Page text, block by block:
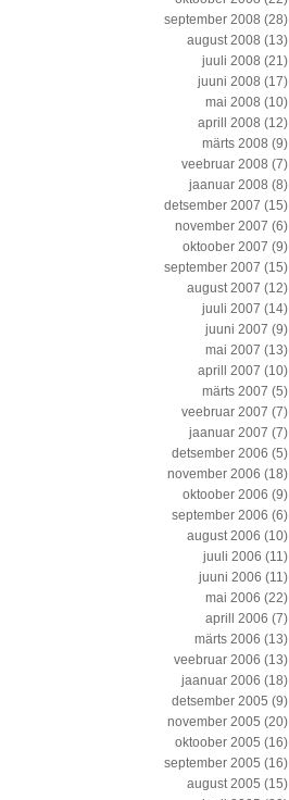
september 2008 (28)
august 2008 (13)
juuli 2008 (21)
juuni 2008 (17)
mai 2008 (10)
aprill 2008 (12)
märts 2008 (9)
veebruar 2008 (7)
jaanuar 2008 (8)
detsember 2007 (15)
november 2007 (6)
oktoober 2007 (9)
september 2007 (15)
august 2007 (12)
juuli 2007 (14)
juuni 2007 (9)
mai 2007 (13)
aprill 2007 (10)
märts 2007 (5)
veebruar 2007 (7)
jaanuar 2007 (7)
detsember 2006 (5)
november 2006 (18)
oktoober 2006 (9)
september 2006 (6)
august 2006 (10)
juuli 2006 (11)
juuni 2006 (11)
mai 2006 (22)
aprill 2006 (7)
märts 2006 (13)
veebruar 2006 (13)
jaanuar 2006 (18)
detsember 2005 (9)
november 2005 (20)
oktoober 2005 (16)
september 2005 (16)
august 2005 (15)